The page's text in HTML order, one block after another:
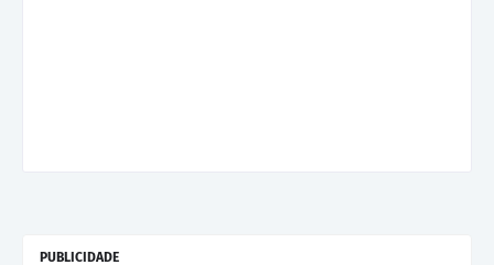
PUBLICIDADE